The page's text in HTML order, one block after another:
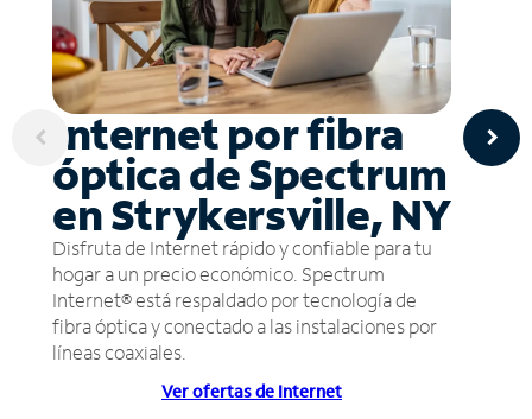
Internet por fibra
óptica de Spectrum
en Strykersville, NY
Disfruta de Internet rápido y confiable para tu
hogar a un precio económico. Spectrum
Internet® está respaldado por tecnología de
fibra óptica y conectado a las instalaciones por
líneas coaxiales.
Ver ofertas de Internet